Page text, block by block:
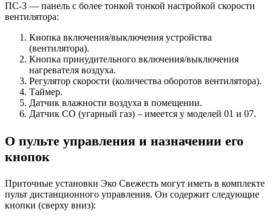
ПС-3 — панель с более тонкой тонкой настройкой скорости
вентилятора:
Кнопка включения/выключения устройства
(вентилятора).
Кнопка принудительного включения/выключения
нагревателя воздуха.
Регулятор скорости (количества оборотов вентилятора).
Таймер.
Датчик влажности воздуха в помещении.
Датчик СО (угарный газ) – имеется у моделей 01 и 07.
О пульте управления и назначении его
кнопок
Приточные установки Эко Свежесть могут иметь в комплекте
пульт дистанционного управления. Он содержит следующие
кнопки (сверху вниз):